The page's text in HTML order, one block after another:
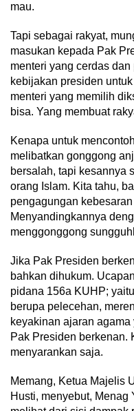
mau.
Tapi sebagai rakyat,
masukan kepada Pak
menteri yang cerdas
kebijakan presiden
menteri yang memilih
bisa. Yang membuat
Kenapa untuk
melibatkan gonggong
bersalah, tapi kesannya
orang Islam. Kita tahu,
pengagungan
Menyandingkannya
menggonggong
Jika Pak Presiden
bahkan dihukum.
pidana 156a KUHP;
berupa pelecehan,
keyakinan ajaran
Pak Presiden berkenan.
menyarankan saja.
Memang, Ketua Majelis
Husti, menyebut, Menag